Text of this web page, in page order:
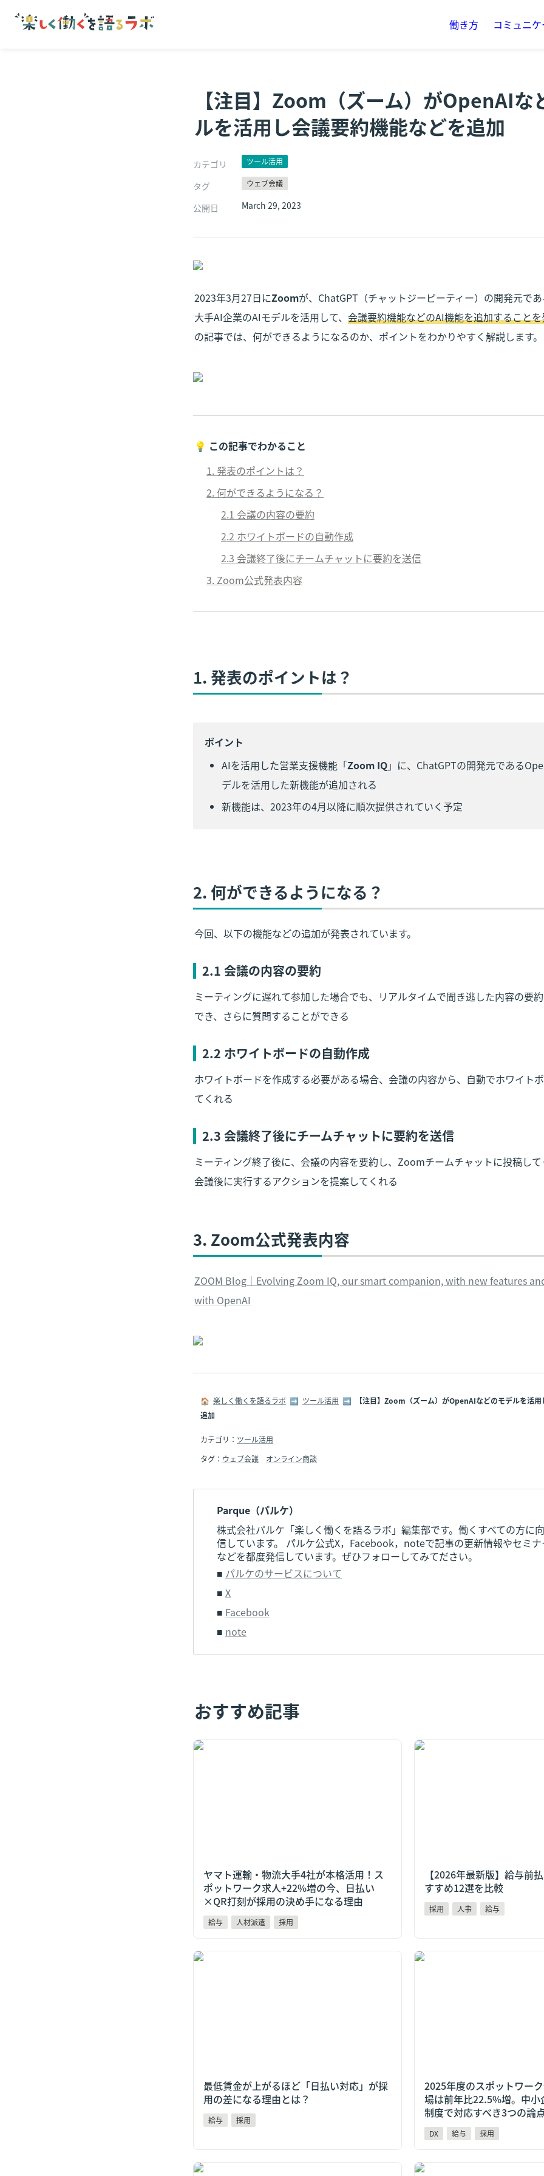
働き方 コミュニ
【注目】Zoom（ズーム）がOpenAIな
ルを活用し会議要約機能などを追加
カテゴリ ツール活用
タグ ウェブ会議
公開日 March 29, 2023
2023年3月27日にZoomが、ChatGPT（チャットジーピーティー）の開発元で
大手AI企業のAIモデルを活用して、 会議要約機能などのAI機能を追加すること
の記事では、何ができるようになるのか、ポイントをわかりやすく解説します。
💡 この記事でわかること
1. 発表のポイントは？
2. 何ができるようになる？
2.1 会議の内容の要約
2.2 ホワイトボードの自動作成
2.3 会議終了後にチームチャットに要約を送信
3. Zoom公式発表内容
1. 発表のポイントは？
ポイント
AIを活用した営業支援機能「Zoom IQ」に、ChatGPTの開発元である
デルを活用した新機能が追加される
新機能は、2023年の4月以降に順次提供されていく予定
2. 何ができるようになる？
今回、以下の機能などの追加が発表されています。
2.1 会議の内容の要約
ミーティングに遅れて参加した場合でも、リアルタイムで聞き逃した内容の要
でき、さらに質問することができる
2.2 ホワイトボードの自動作成
ホワイトボードを作成する必要がある場合、会議の内容から、自動でホワイト
てくれる
2.3 会議終了後にチームチャットに要約を送信
ミーティング終了後に、会議の内容を要約し、Zoomチームチャットに投稿して
会議後に実行するアクションを提案してくれる
3. Zoom公式発表内容
ZOOM Blog｜Evolving Zoom IQ, our smart companion, with new features
with OpenAI
🏠 楽しく働くを語るラボ
  ➡
ツール活用
  ➡
【注目】Zoom（ズーム）がOpenAIなどのモデルを活
追加
カテゴリ： ツール活用
タグ： ウェブ会議 オンライン商談
Parque（パルケ）
株式会社パルケ「楽しく働くを語るラボ」編集部です。働くすべての方に
信しています。 パルケ公式X，Facebook，noteで記事の更新情報やセミ
などを都度発信しています。ぜひフォローしてみてださい。
■ パルケのサービスについて
■ X
■ Facebook
■ note
おすすめ記事
ヤマト運輸・物流大手4社が本格活用！スポッ
ヤマト運輸・物流大手4社が本格活用！ス
ポットワーク求人+22%増の今、日払い
×QR打刻が採用の決め手になる理由
給与 人材派遣 採用
【2026年最新版】給与前払い
【2026年最新版】給与前
すすめ12選を比較
採用 人事 給与
最低賃金が上がるほど「日払い対応」が採用の
最低賃金が上がるほど「日払い対応」が採
用の差になる理由とは？
給与 採用
2025年度のスポットワーク仲
2025年度のスポットワー
場は前年比22.5%増。中
制度で対応すべき3つの論
DX 給与 採用
吉野家も導入しているPayPay給与受取とは？変 「ゴールデンウィーク明けに